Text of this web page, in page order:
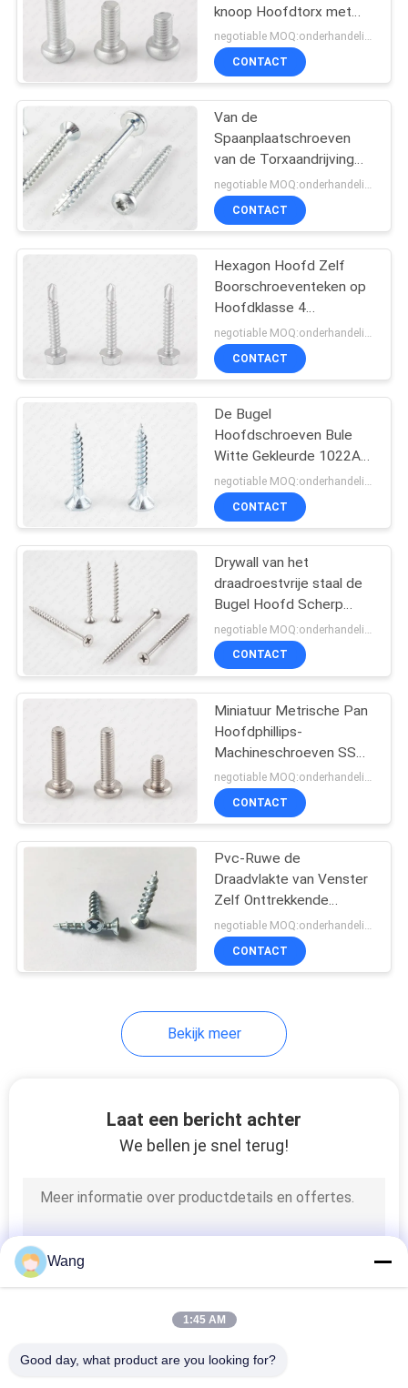
SITEMAP
PRIVACY
POLICY
Zelf te onttrekken
schroeven
15
Bugle hoofd drywall
schroeven
18
Niet
Standaardschroeven
Metrische
Machineschroeven
17
Concrete het
Bevestigen
Schroeven
Hex hoofd bouten
Noot en
Wasmachine
knoop Hoofdtorx met
Speld Zes Kwabrang 4,8negotiable MOQ:onderhandelingen
CONTACT
Van de
Spaanplaatschroeven
van de Torxaandrijving
Pan Hoofd Speciaal
Geplateerd het
Knipselcr3 Zink
negotiable MOQ:onderhandelingen
CONTACT
Hexagon Hoofd Zelf
Boorschroeventeken op
Hoofdklasse 4
Gegalvaniseerd Dakwerk
CONTACT
De Bugel
Hoofdschroeven Bule
Witte Gekleurde 1022A
van het types Roestvrije
staal
CONTACT
Drywall van het
draadroestvrije staal de
Bugel Hoofd Scherp
Punt van
Schroevenphillips
CONTACT
Miniatuur Metrische Pan
Hoofdphillips-
Machineschroeven SS
316 DIN 7985
negotiable MOQ:onderhandelingen
CONTACT
Pvc-Ruwe de
Draadvlakte van Venster
Zelf Onttrekkende
Schroeven over Csk-
Hoofd met 4 Uiterst
kleine Ribben
negotiable MOQ:onderhandelingen
CONTACT
Bekijk meer
Laat een bericht achter
We bellen je snel terug!
Wang
1:45 AM
Good day, what product are you looking for?